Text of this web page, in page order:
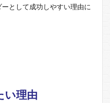
として成功しやすい理由に
い理由